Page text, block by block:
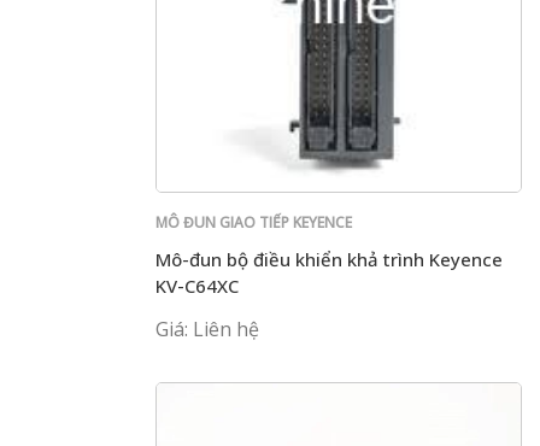
MÔ ĐUN GIAO TIẾP KEYENCE
Mô-đun bộ điều khiển khả trình Keyence
KV-C64XC
Giá: Liên hệ